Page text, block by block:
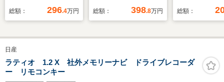
グ 4WD U-select認定
コ ETC フルセグ
TV LEDフォグ
総額： 296.4万円
ロパイロット アラウ
総額： 398.8万円 総額：
日産
ラティオ 1.2 X 社外メモリーナビ ドライブレコーダ
ー リモコンキー